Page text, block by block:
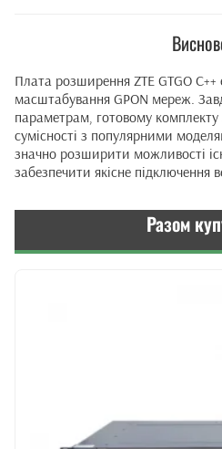
Плата розширення ZTE GTGO
масштабування GPON мереж.
параметрам, готовому комплекту
сумісності з популярними
значно розширити можливості
забезпечити якісне підключення
Разом